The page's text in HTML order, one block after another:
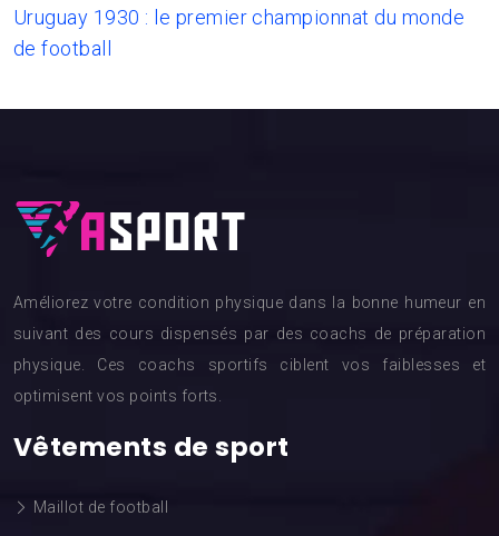
Uruguay 1930 : le premier championnat du monde
de football
Améliorez votre condition physique dans la bonne humeur en
suivant des cours dispensés par des coachs de préparation
physique. Ces coachs sportifs ciblent vos faiblesses et
optimisent vos points forts.
Vêtements de sport
Maillot de football